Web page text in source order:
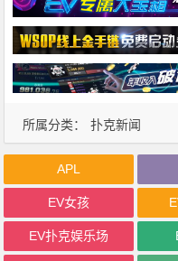
所属分类： 扑克新闻
APL
EV女孩
EV扑克娱乐场